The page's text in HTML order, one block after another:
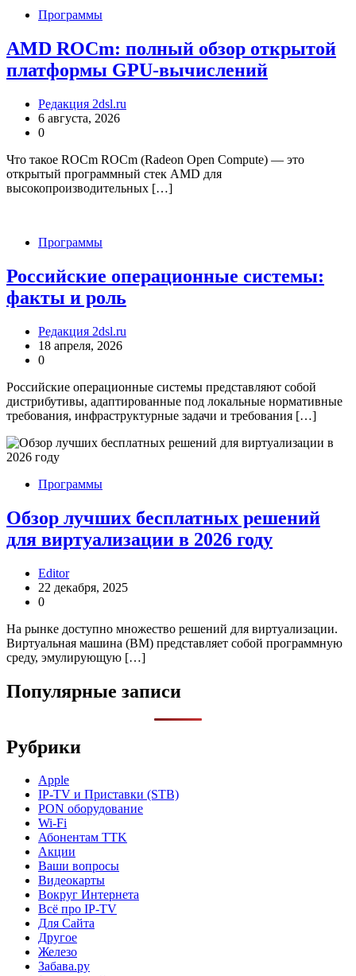
Программы
AMD ROCm: полный обзор открытой
платформы GPU-вычислений
Редакция 2dsl.ru
6 августа, 2026
0
Что такое ROCm ROCm (Radeon Open Compute) — это
открытый программный стек AMD для
высокопроизводительных […]
Программы
Российские операционные системы:
факты и роль
Редакция 2dsl.ru
18 апреля, 2026
0
Российские операционные системы представляют собой
дистрибутивы, адаптированные под локальные нормативные
требования, инфраструктурные задачи и требования […]
Программы
Обзор лучших бесплатных решений
для виртуализации в 2026 году
Editor
22 декабря, 2025
0
На рынке доступно множество решений для виртуализации.
Виртуальная машина (ВМ) представляет собой программную
среду, эмулирующую […]
Популярные записи
Рубрики
Apple
IP-TV и Приставки (STB)
PON оборудование
Wi-Fi
Абонентам TTK
Акции
Ваши вопросы
Видеокарты
Вокруг Интернета
Всё про IP-TV
Для Сайта
Другое
Железо
Забава.ру